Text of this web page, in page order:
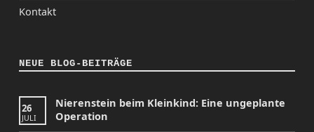
Kontakt
NEUE BLOG-BEITRÄGE
26
JULI
Nierenstein beim Kleinkind: Eine ungeplante
Operation